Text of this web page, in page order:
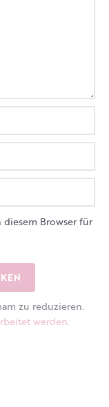
diesem Browser für
zu reduzieren.
werden.